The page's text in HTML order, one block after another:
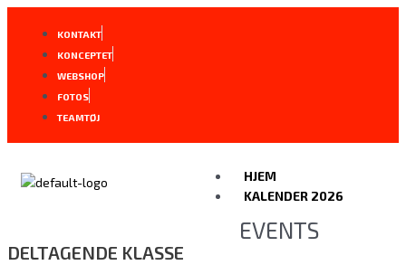
Gå
KONTAKT
KONCEPTET
WEBSHOP
FOTOS
TEAMTØJ
HJEM
KALENDER 2026
EVENTS
DELTAGENDE KLASSE